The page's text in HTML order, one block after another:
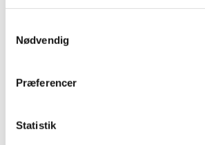
Nødvendig
Præferencer
Statistik